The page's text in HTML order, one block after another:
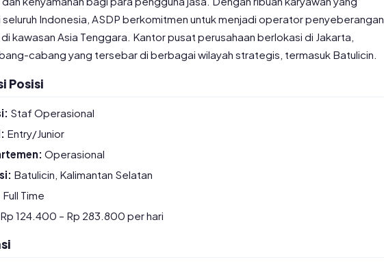
Indonesia, ASDP berkomitmen untuk menjadi operator penyeberangan
kawasan Asia Tenggara. Kantor pusat perusahaan berlokasi di Jakarta,
cabang yang tersebar di berbagai wilayah strategis, termasuk Batulicin.
Posisi
Staf Operasional
Entry/Junior
Operasional
Batulicin, Kalimantan Selatan
Full Time
Rp 124.400 – Rp 283.800 per hari